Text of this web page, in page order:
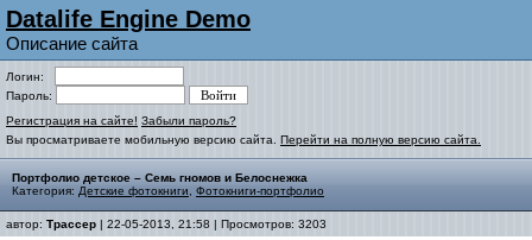
Datalife Engine Demo
Описание сайта
Логин:
Пароль:
Регистрация на сайте! Забыли пароль?
Вы просматриваете мобильную версию сайта. Перейти на полную версию сайта.
Портфолио детское – Семь гномов и Белоснежка
Категория: Детские фотокниги Фотокниги-портфолио
автор: Трассер | 22-05-2013, 21:58 | Просмотров: 3203